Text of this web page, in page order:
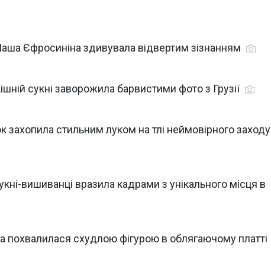
Єфросиніна здивувала відвертим зізнанням
сукні заворожила барвистими фото з Грузії
захопила стильним луком на тлі неймовірного заходу
вишиванці вразила кадрами з унікального місця в
схудлою фігурою в облягаючому платті